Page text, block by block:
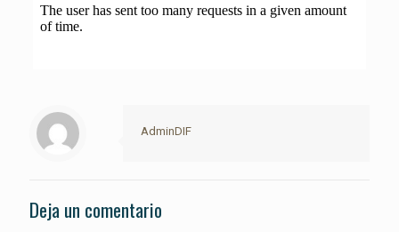
AdminDIF
Deja un comentario